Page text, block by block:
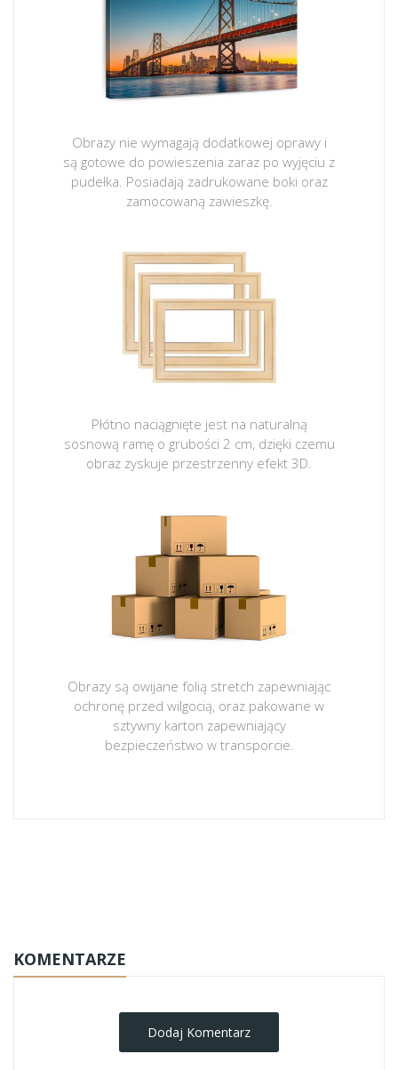
Obrazy nie wymagają dodatkowej oprawy i
są gotowe do powieszenia zaraz po wyjęciu z
pudełka. Posiadają zadrukowane boki oraz
zamocowaną zawieszkę.
Płótno naciągnięte jest na naturalną
sosnową ramę o grubości 2 cm, dzięki czemu
obraz zyskuje przestrzenny efekt 3D.
Obrazy są owijane folią stretch zapewniając
ochronę przed wilgocią, oraz pakowane w
sztywny karton zapewniający
bezpieczeństwo w transporcie.
KOMENTARZE
Dodaj Komentarz